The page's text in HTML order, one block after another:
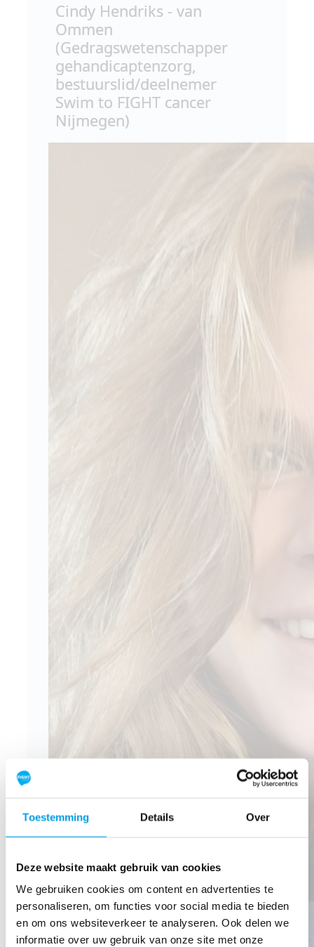
Toestemming Details Over
Deze website maakt gebruik van cookies
We gebruiken cookies om content en advertenties te
personaliseren, om functies voor social media te bieden
en om ons websiteverkeer te analyseren. Ook delen we
informatie over uw gebruik van onze site met onze
Cindy Hendriks - van
Ommen
(Gedragswetenschapper
gehandicaptenzorg,
bestuurslid/deelnemer
Swim to FIGHT cancer
Nijmegen)